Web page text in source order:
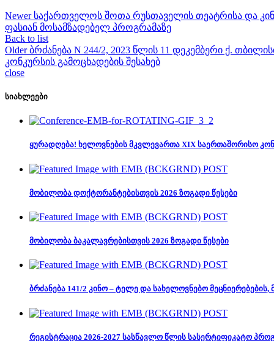
Newer საქართველოს შოთა რუსთაველის თეატრისა და
ფასიან მოსამზადებელ პროგრამაზე
Back to list
Older ბრძანება N 244/2, 2023 წლის 11 დეკემბერი ქ.
კონკურსის გამოცხადების შესახებ
close
სიახლეები
ყურადღება! ხელოვნების მკვლევართა XIX საერთაშორისო
მობილობა დოქტორანტებისთვის 2026 ზოგადი წესები
მობილობა ბაკალავრებისთვის 2026 ზოგადი წესები
ბრძანება 141/2 კინო – ტელე და სახელოვნებო
რეგისტრაცია 2026-2027 სასწავლო წლის სასერტიფიკატო